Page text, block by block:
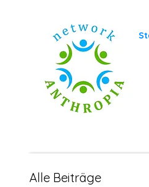
Alle Beiträge